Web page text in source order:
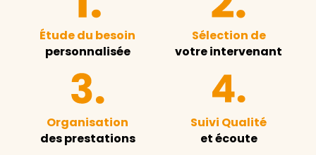
Étude du besoin
personnalisée
Sélection de
votre intervenant
Organisation
des prestations
Suivi Qualité
et écoute